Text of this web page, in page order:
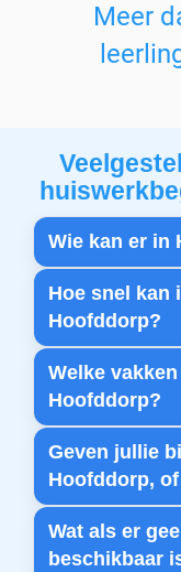
Meer
Wie kan er in
Hoe snel kan
Hoofddorp?
Welke
Hoofddorp?
Geven jullie
Hoofddorp,
Wat als er
beschikbaar